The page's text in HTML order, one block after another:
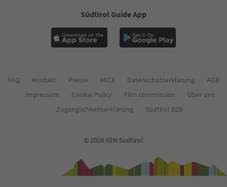
Südtirol Guide App
FAQ Kontakt Presse MICE Datenschutzerklärung
AGB
Impressum
Cookie Policy Film commission
Über uns
Zugänglichkeitserklärung
Südtirol B2B
© 2026 IDM Südtirol